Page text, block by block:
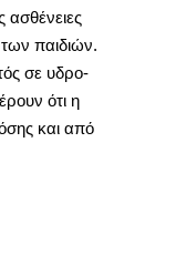
ασθένειες
παιδιών.
σε υδρο-
ότι η
και από